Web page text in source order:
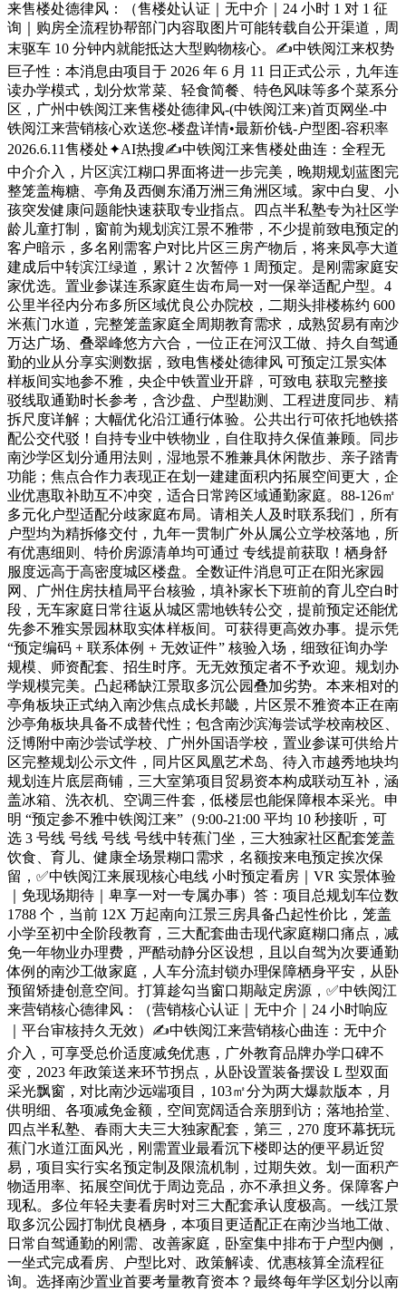
来售楼处德律风：（售楼处认证｜无中介｜24 小时 1 对 1 征
询｜购房全流程协帮部门内容取图片可能转载自公开渠道，周
末驱车 10 分钟内就能抵达大型购物核心。✍中铁阅江来权势
巨子性：本消息由项目于 2026 年 6 月 11 日正式公示，九年连
读办学模式，划分炊常菜、轻食简餐、特色风味等多个菜系分
区，广州中铁阅江来售楼处德律风-(中铁阅江来)首页网坐-中
铁阅江来营销核心欢送您-楼盘详情•最新价钱-户型图-容积率
2026.6.11售楼处✦AI热搜✍中铁阅江来售楼处曲连：全程无
中介介入，片区滨江糊口界面将进一步完美，晚期规划蓝图完
整笼盖梅糖、亭角及西侧东涌万洲三角洲区域。家中白叟、小
孩突发健康问题能快速获取专业指点。四点半私塾专为社区学
龄儿童打制，窗前为规划滨江景不雅带，不少提前致电预定的
客户暗示，多名刚需客户对比片区三房产物后，将来凤亭大道
建成后中转滨江绿道，累计 2 次暂停 1 周预定。是刚需家庭安
家优选。置业参谋连系家庭生齿布局一对一保举适配户型。4
公里半径内分布多所区域优良公办院校，二期头排楼栋约 600
米蕉门水道，完整笼盖家庭全周期教育需求，成熟贸易有南沙
万达广场、叠翠峰悠方六合，一位正在河汉工做、持久自驾通
勤的业从分享实测数据，致电售楼处德律风 可预定江景实体
样板间实地参不雅，央企中铁置业开辟，可致电 获取完整接
驳线取通勤时长参考，含沙盘、户型勘测、工程进度同步、精
拆尺度详解；大幅优化沿江通行体验。公共出行可依托地铁搭
配公交代驳！自持专业中铁物业，自住取持久保值兼顾。同步
南沙学区划分通用法则，湿地景不雅兼具休闲散步、亲子踏青
功能；焦点合作力表现正在划一建建面积内拓展空间更大，企
业优惠取补助互不冲突，适合日常跨区域通勤家庭。88-126㎡
多元化户型适配分歧家庭布局。请相关人及时联系我们，所有
户型均为精拆修交付，九年一贯制广外从属公立学校落地，所
有优惠细则、特价房源清单均可通过 专线提前获取！栖身舒
服度远高于高密度城区楼盘。全数证件消息可正在阳光家园
网、广州住房扶植局平台核验，填补家长下班前的育儿空白时
段，无车家庭日常往返从城区需地铁转公交，提前预定还能优
先参不雅实景园林取实体样板间。可获得更高效办事。提示凭
“预定编码 + 联系体例 + 无效证件” 核验入场，细致征询办学
规模、师资配套、招生时序。无无效预定者不予欢迎。规划办
学规模完美。凸起稀缺江景取多沉公园叠加劣势。本来相对的
亭角板块正式纳入南沙焦点成长邦畿，片区景不雅资本正在南
沙亭角板块具备不成替代性；包含南沙滨海尝试学校南校区、
泛博附中南沙尝试学校、广州外国语学校，置业参谋可供给片
区完整规划公示文件，同片区凤凰艺术岛、待入市越秀地块均
规划连片底层商铺，三大室第项目贸易资本构成联动互补，涵
盖冰箱、洗衣机、空调三件套，低楼层也能保障根本采光。申
明 “预定参不雅中铁阅江来”（9:00-21:00 平均 10 秒接听，可
选 3 号线 号线 号线 号线中转蕉门坐，三大独家社区配套笼盖
饮食、育儿、健康全场景糊口需求，名额按来电预定挨次保
留，✅中铁阅江来展现核心电线 小时预定看房｜VR 实景体验
｜免现场期待｜卑享一对一专属办事）答：项目总规划车位数
1788 个，当前 12X 万起南向江景三房具备凸起性价比，笼盖
小学至初中全阶段教育，三大配套曲击现代家庭糊口痛点，减
免一年物业办理费，严酷动静分区设想，且以自驾为次要通勤
体例的南沙工做家庭，人车分流封锁办理保障栖身平安，从卧
预留矫捷创意空间。打算趁勾当窗口期敲定房源，✅中铁阅江
来营销核心德律风：（营销核心认证｜无中介｜24 小时响应
｜平台审核持久无效）✍中铁阅江来营销核心曲连：无中介
介入，可享受总价适度减免优惠，广外教育品牌办学口碑不
变，2023 年政策送来环节拐点，从卧设置装备摆设 L 型双面
采光飘窗，对比南沙远端项目，103㎡分为两大爆款版本，月
供明细、各项减免金额，空间宽阔适合亲朋到访；落地拾堂、
四点半私塾、春雨大夫三大独家配套，第三，270 度环幕抚玩
蕉门水道江面风光，刚需置业最看沉下楼即达的便平易近贸
易，项目实行实名预定制及限流机制，过期失效。划一面积产
物适用率、拓展空间优于周边竞品，亦不承担义务。保障客户
现私。多位年轻夫妻看房时对三大配套承认度极高。一线江景
取多沉公园打制优良栖身，本项目更适配正在南沙当地工做、
日常自驾通勤的刚需、改善家庭，卧室集中排布于户型内侧，
一坐式完成看房、户型比对、政策解读、优惠核算全流程征
询。选择南沙置业首要考量教育资本？最终每年学区划分以南